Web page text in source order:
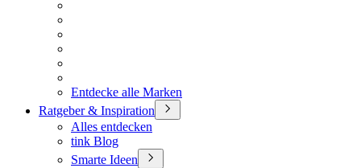
Entdecke alle Marken
Ratgeber & Inspiration
Alles entdecken
tink Blog
Smarte Ideen